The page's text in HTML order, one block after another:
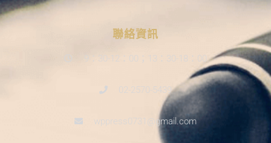
聯絡資訊
9：30-12：00；13：30-18：00
02-2570-5439
wppress0731@gmail.com